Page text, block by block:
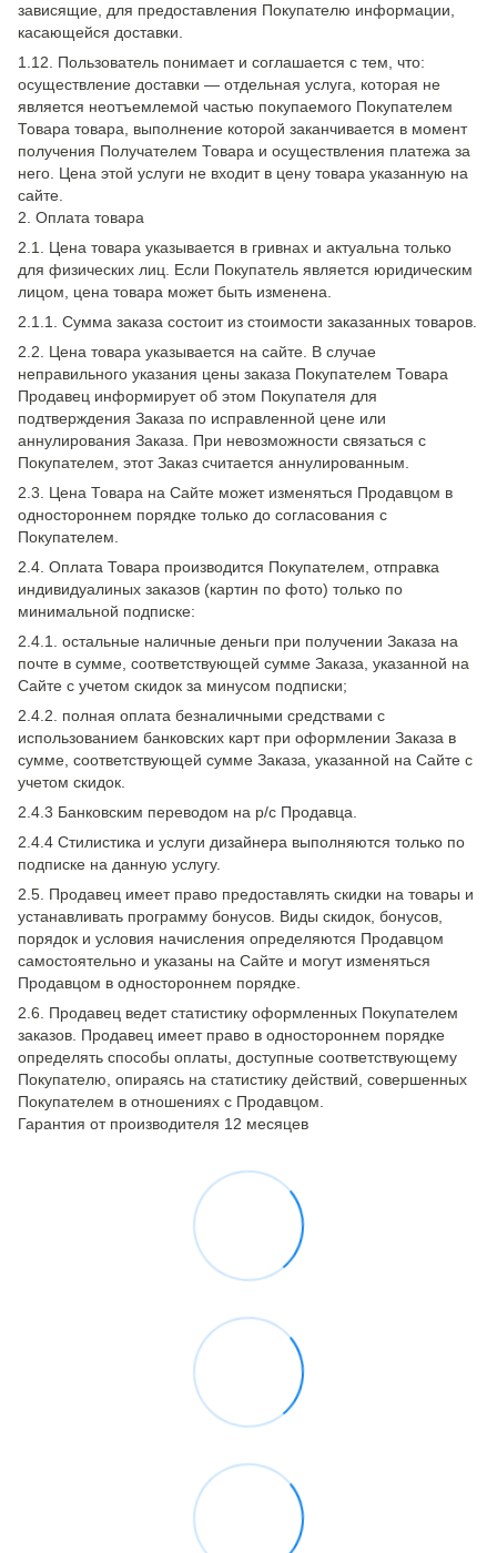
зависящие, для предоставления Покупателю информации,
касающейся доставки.
1.12. Пользователь понимает и соглашается с тем, что:
осуществление доставки — отдельная услуга, которая не
является неотъемлемой частью покупаемого Покупателем
Товара товара, выполнение которой заканчивается в момент
получения Получателем Товара и осуществления платежа за
него. Цена этой услуги не входит в цену товара указанную на
сайте.
2. Оплата товара
2.1. Цена товара указывается в гривнах и актуальна только
для физических лиц. Если Покупатель является юридическим
лицом, цена товара может быть изменена.
2.1.1. Сумма заказа состоит из стоимости заказанных товаров.
2.2. Цена товара указывается на сайте. В случае
неправильного указания цены заказа Покупателем Товара
Продавец информирует об этом Покупателя для
подтверждения Заказа по исправленной цене или
аннулирования Заказа. При невозможности связаться с
Покупателем, этот Заказ считается аннулированным.
2.3. Цена Товара на Сайте может изменяться Продавцом в
одностороннем порядке только до согласования с
Покупателем.
2.4. Оплата Товара производится Покупателем, отправка
индивидуалиных заказов (картин по фото) только по
минимальной подписке:
2.4.1. остальные наличные деньги при получении Заказа на
почте в сумме, соответствующей сумме Заказа, указанной на
Сайте с учетом скидок за минусом подписки;
2.4.2. полная оплата безналичными средствами с
использованием банковских карт при оформлении Заказа в
сумме, соответствующей сумме Заказа, указанной на Сайте с
учетом скидок.
2.4.3 Банковским переводом на р/с Продавца.
2.4.4 Стилистика и услуги дизайнера выполняются только по
подписке на данную услугу.
2.5. Продавец имеет право предоставлять скидки на товары и
устанавливать программу бонусов. Виды скидок, бонусов,
порядок и условия начисления определяются Продавцом
самостоятельно и указаны на Сайте и могут изменяться
Продавцом в одностороннем порядке.
2.6. Продавец ведет статистику оформленных Покупателем
заказов. Продавец имеет право в одностороннем порядке
определять способы оплаты, доступные соответствующему
Покупателю, опираясь на статистику действий, совершенных
Покупателем в отношениях с Продавцом.
Гарантия от производителя 12 месяцев